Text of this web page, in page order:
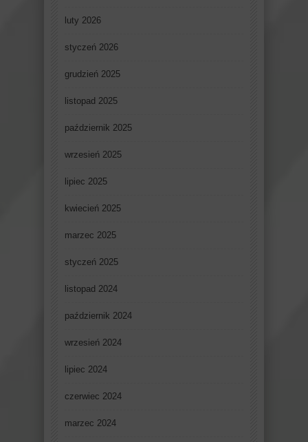
luty 2026
styczeń 2026
grudzień 2025
listopad 2025
październik 2025
wrzesień 2025
lipiec 2025
kwiecień 2025
marzec 2025
styczeń 2025
listopad 2024
październik 2024
wrzesień 2024
lipiec 2024
czerwiec 2024
marzec 2024